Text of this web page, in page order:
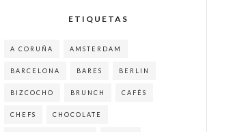
ETIQUETAS
A CORUÑA AMSTERDAM
BARCELONA BARES BERLIN
BIZCOCHO BRUNCH CAFÉS
CHEFS CHOCOLATE